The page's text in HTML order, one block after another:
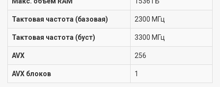
Тактовая частота (базовая) 2300 МГц
Тактовая частота (буст) 3300 МГц
AVX 256
AVX блоков 1